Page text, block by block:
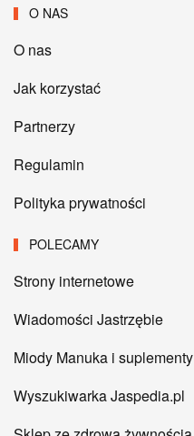
O NAS
O nas
Jak korzystać
Partnerzy
Regulamin
Polityka prywatności
POLECAMY
Strony internetowe
Wiadomości Jastrzębie
Miody Manuka i suplementy
Wyszukiwarka Jaspedia.pl